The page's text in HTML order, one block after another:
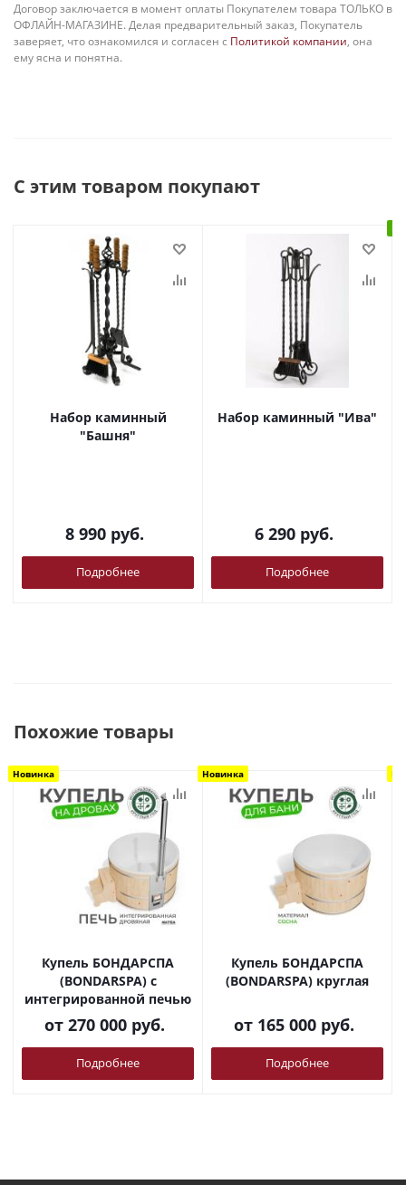
Договор заключается в момент оплаты Покупателем товара ТОЛЬКО в
ОФЛАЙН-МАГАЗИНЕ. Делая предварительный заказ, Покупатель
заверяет, что ознакомился и согласен с Политикой компании, она
ему ясна и понятна.
С этим товаром покупают
Набор каминный
"Башня"
8 990 руб.
Подробнее
Набор каминный "Ива"
6 290 руб.
Подробнее
В
Похожие товары
Новинка
Купель БОНДАРСПА
(BONDARSPA) с
интегрированной печью
от 270 000 руб.
Подробнее
Новинка
Купель БОНДАРСПА
(BONDARSPA) круглая
от 165 000 руб.
Подробнее